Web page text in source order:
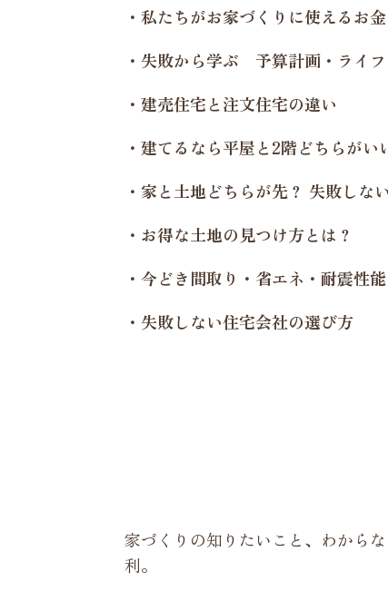
・私たちがお家づくりに使えるお
・失敗から学ぶ 予算計画・ライ
・建売住宅と注文住宅の違い
・建てるなら平屋と2階どちらがい
・家と土地どちらが先？ 失敗しな
・お得な土地の見つけ方とは？
・今どき間取り・省エネ・耐震性
・失敗しない住宅会社の選び方
家づくりの知りたいこと、わから
利。